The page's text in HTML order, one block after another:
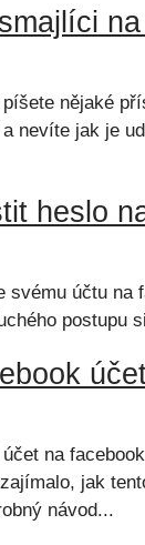
nějaké
nevíte jak je
heslo
svému účtu na
postupu
na
jak
návod...